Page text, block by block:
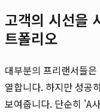
고객의 시선을
트폴리오
대부분의 프리랜서들
열합니다. 하지만 성공
보여줍니다. 단순히 'A